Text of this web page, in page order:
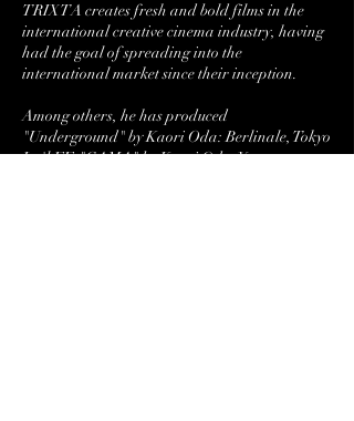
TRIXTA creates fresh and bold films in the
international creative cinema industry, having
had the goal of spreading into the
international market since their inception.
Among others, he has produced
"Underground" by Kaori Oda: Berlinale, Tokyo
Int'l FF, "GAMA" by Kaori Oda: Yamagata